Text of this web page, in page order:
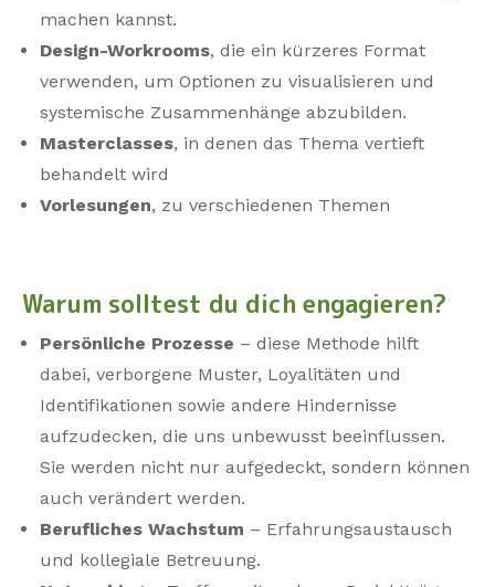
machen kannst.
Design-Workrooms, die ein kürzeres Format
verwenden, um Optionen zu visualisieren und
systemische Zusammenhänge abzubilden.
Masterclasses, in denen das Thema vertieft
behandelt wird
Vorlesungen, zu verschiedenen Themen
Warum solltest du dich engagieren?
Persönliche Prozesse – diese Methode hilft
dabei, verborgene Muster, Loyalitäten und
Identifikationen sowie andere Hindernisse
aufzudecken, die uns unbewusst beeinflussen.
Sie werden nicht nur aufgedeckt, sondern können
auch verändert werden.
Berufliches Wachstum – Erfahrungsaustausch
und kollegiale Betreuung.